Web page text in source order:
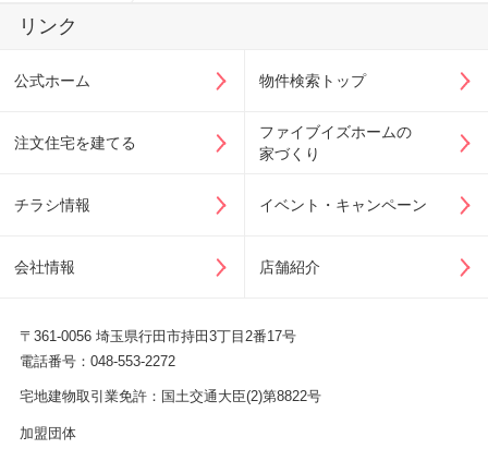
リンク
公式ホーム 物件検索トップ
注文住宅を建てる
ファイブイズホームの
家づくり
チラシ情報 イベント・キャンペーン
会社情報 店舗紹介
〒361-0056 埼玉県行田市持田3丁目2番17号
電話番号：048-553-2272
宅地建物取引業免許：国土交通大臣(2)第8822号
加盟団体